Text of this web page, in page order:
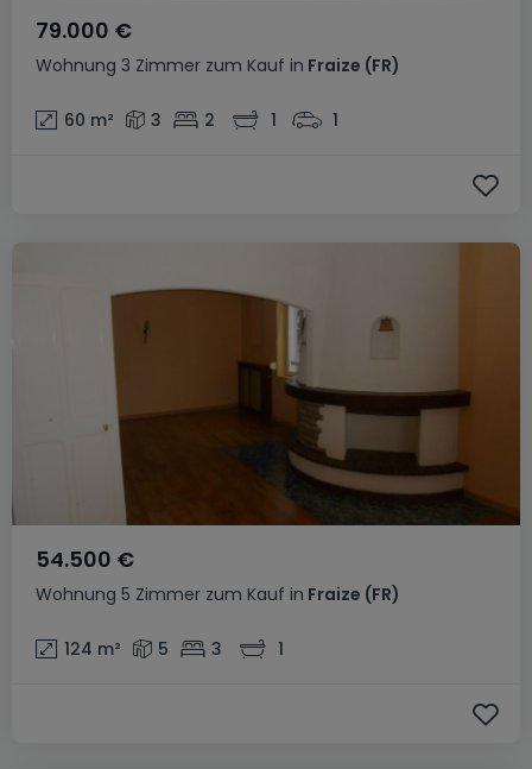
Wohnung 3 Zimmer zum Kauf in Fraize (FR)
79.000 €
60 m² 3 2 1 1
Wohnung 5 Zimmer zum Kauf in Fraize (FR)
54.500 €
124 m² 5 3 1